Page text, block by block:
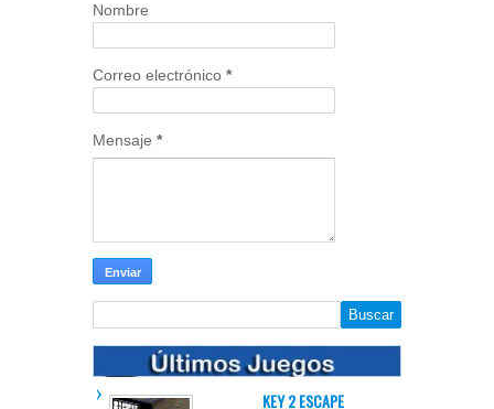
Nombre
Correo electrónico *
Mensaje *
KEY 2 ESCAPE